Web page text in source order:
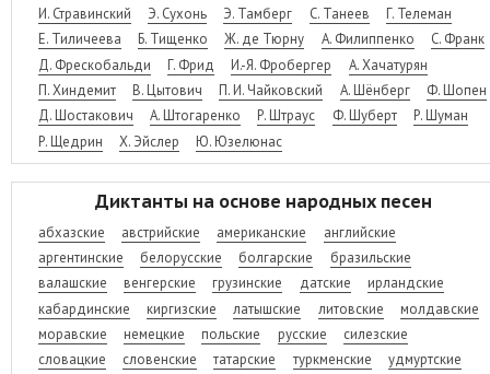
И. Стравинский
Э. Сухонь Э. Тамберг С. Танеев
Г. Телеман
Е. Тиличеева
Б. Тищенко Ж. де Тюрну А. Филиппенко
С. Франк
Д. Фрескобальди
Г. Фрид И.-Я. Фробергер
А. Хачатурян
П. Хиндемит
В. Цытович П. И. Чайковский А. Шёнберг
Ф. Шопен
Д. Шостакович
А. Штогаренко Р. Штраус Ф. Шуберт
Р. Шуман
Р. Щедрин
Х. Эйслер Ю. Юзелюнас
Диктанты на основе народных песен
абхазские австрийские американские
английские
аргентинские
белорусские болгарские
бразильские
валашские
венгерские грузинские датские
ирландские
кабардинские
киргизские латышские литовские
молдавские
моравские
немецкие польские русские
силезские
словацкие
словенские татарские туркменские
удмуртские